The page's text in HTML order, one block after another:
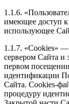
1.1.6.
имеющее доступ к
использующее
1.1.7. «Cookies» —
сервером Сайта и
первом
идентификации
Сайта. Cookies-
процедуру